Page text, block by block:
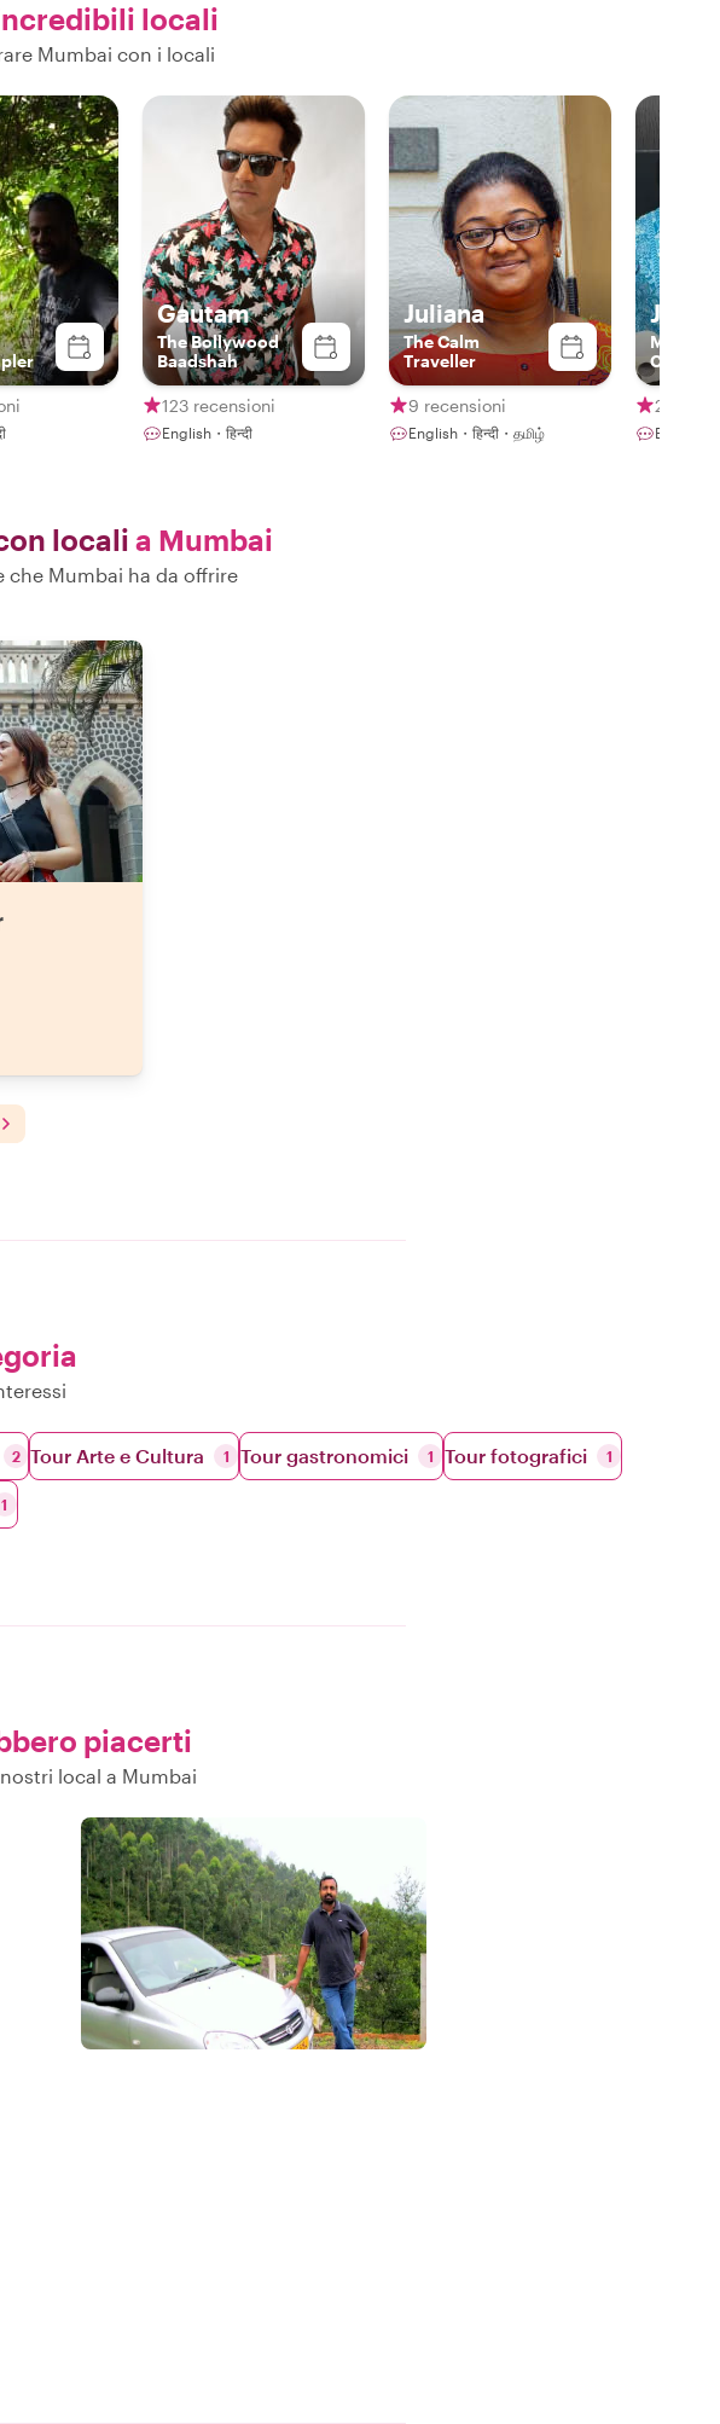
locali
Mumbai con i locali
Gautam
The Bollywood
Baadshah
123 recensioni
English・हिन्दी
Juliana
The Calm
Traveller
9 recensioni
English・हिन्दी・தமிழ்
Jenny
Mamma
Cooking
22
English
locali a Mumbai
che Mumbai ha da offrire
2 Tour Arte e Cultura 1 Tour gastronomici 1 Tour fotografici 1
1
piacerti
local a Mumbai